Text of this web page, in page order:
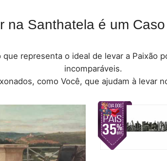
na Santhatela é um
representa o ideal de levar a Paixão
incomparáveis.
como Você, que ajudam à levar